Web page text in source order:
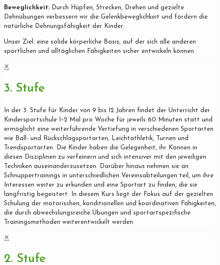
Beweglichkeit: Durch Hüpfen, Strecken, Drehen und gezielte
Dehnübungen verbessern wir die Gelenkbeweglichkeit und fördern die
natürliche Dehnungsfähigkeit der Kinder.
Unser Ziel: eine solide körperliche Basis, auf der sich alle anderen
sportlichen und alltäglichen Fähigkeiten sicher entwickeln können.
✕
3. Stufe
In der 3. Stufe für Kinder von 9 bis 12 Jahren findet der Unterricht der
Kindersportschule 1–2 Mal pro Woche für jeweils 60 Minuten statt und
ermöglicht eine weiterführende Vertiefung in verschiedenen Sportarten
wie Ball- und Rückschlagsportarten, Leichtathletik, Turnen und
Trendsportarten. Die Kinder haben die Gelegenheit, ihr Können in
diesen Disziplinen zu verfeinern und sich intensiver mit den jeweiligen
Techniken auseinanderzusetzen. Darüber hinaus nehmen sie an
Schnuppertrainings in unterschiedlichen Vereinsabteilungen teil, um ihre
Interessen weiter zu erkunden und eine Sportart zu finden, die sie
langfristig begeistert. In diesem Kurs liegt der Fokus auf der gezielten
Schulung der motorischen, konditionellen und koordinativen Fähigkeiten,
die durch abwechslungsreiche Übungen und sportartspezifische
Trainingsmethoden weiterentwickelt werden.
✕
2. Stufe